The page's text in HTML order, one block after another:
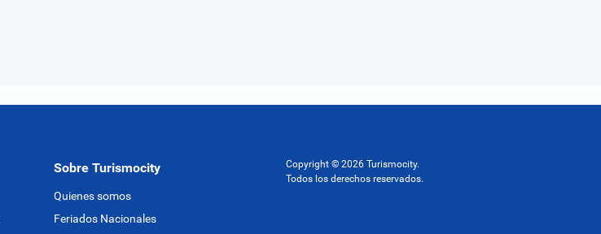
Sobre Turismocity
Quienes somos
Feriados Nacionales
Copyright © 2026 Turismocity.
Todos los derechos reservados.